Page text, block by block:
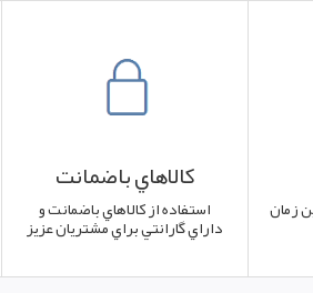
زمان
کالاهاي باضمانت
استفاده از کالاهاي باضمانت و
داراي گارانتي براي مشتريان عزيز